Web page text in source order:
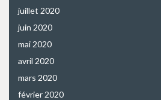
juillet 2020
juin 2020
mai 2020
avril 2020
mars 2020
février 2020